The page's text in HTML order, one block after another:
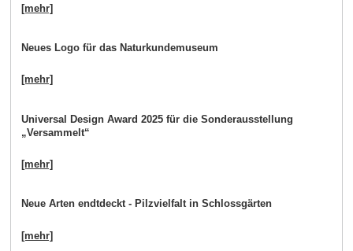
[mehr]
Neues Logo für das Naturkundemuseum
[mehr]
Universal Design Award 2025 für die Sonderausstellung
„Versammelt“
[mehr]
Neue Arten endtdeckt - Pilzvielfalt in Schlossgärten
[mehr]